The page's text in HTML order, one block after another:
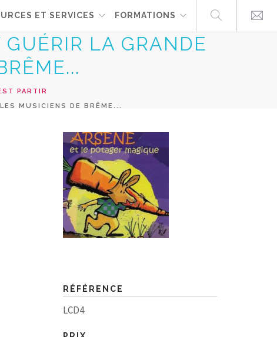
ET SERVICES FORMATIONS
LA GRANDE
PARTIR
MUSICIENS DE BRÊME...
RÉFÉRENCE
LCD4